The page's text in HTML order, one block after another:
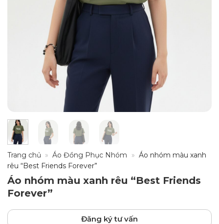
Trang chủ » Áo Đồng Phục Nhóm » Áo nhóm màu xanh
rêu “Best Friends Forever”
Áo nhóm màu xanh rêu “Best Friends
Forever”
Đăng ký tư vấn